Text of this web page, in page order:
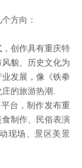
方向：
创作具有重庆特
貌、历史文化为
发展，像《铁拳
的旅游热潮.
台，制作发布重
制作、民俗表演
现场、景区美景